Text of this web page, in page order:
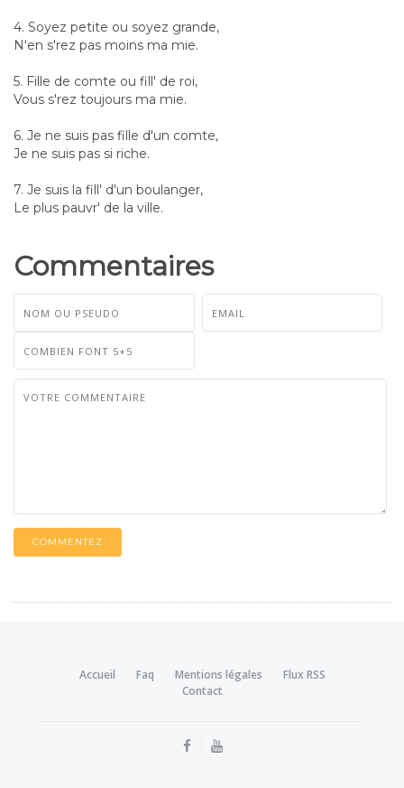
4. Soyez petite ou soyez grande,
N'en s'rez pas moins ma mie.
5. Fille de comte ou fill' de roi,
Vous s'rez toujours ma mie.
6. Je ne suis pas fille d'un comte,
Je ne suis pas si riche.
7. Je suis la fill' d'un boulanger,
Le plus pauvr' de la ville.
Commentaires
COMMENTEZ
Accueil Faq Mentions légales
Flux RSS
Contact